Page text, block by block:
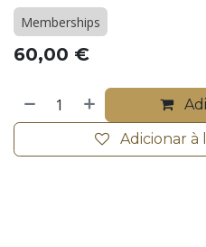
Memberships
60,00 €
Adicionar à